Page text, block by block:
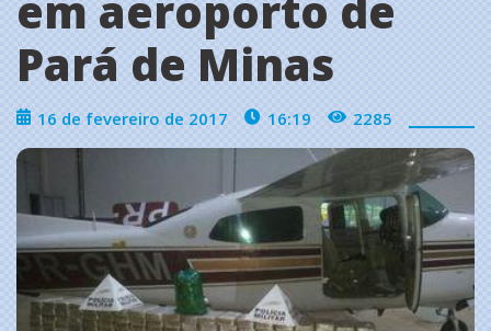
Pará de Minas
16 de fevereiro de 2017 16:19 2285